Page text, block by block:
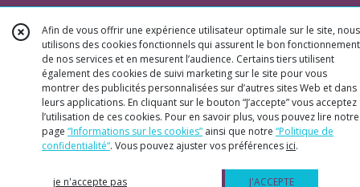
Afin de vous offrir une expérience utilisateur optimale sur le site, nous
utilisons des cookies fonctionnels qui assurent le bon fonctionnement
de nos services et en mesurent l’audience. Certains tiers utilisent
également des cookies de suivi marketing sur le site pour vous
montrer des publicités personnalisées sur d’autres sites Web et dans
leurs applications. En cliquant sur le bouton “J’accepte” vous acceptez
l’utilisation de ces cookies. Pour en savoir plus, vous pouvez lire notre
page “Informations sur les cookies” ainsi que notre “Politique de
confidentialité“. Vous pouvez ajuster vos préférences ici.
je n'accepte pas J'ACCEPTE